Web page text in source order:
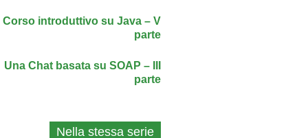
Corso introduttivo su Java – V
parte
Una Chat basata su SOAP – III
parte
Nella stessa serie